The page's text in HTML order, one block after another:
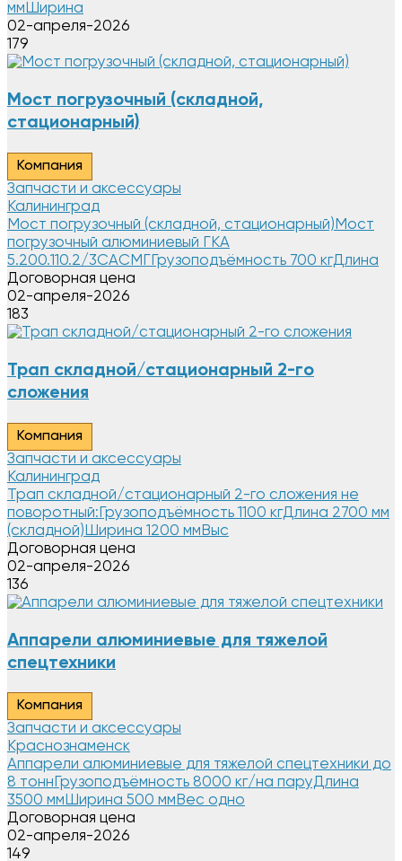
ммШирина
02-апреля-2026
179
Мост погрузочный (складной,
стационарный)
Компания
Запчасти и аксессуары
Калининград
Мост погрузочный (складной, стационарный)Мост
погрузочный алюминиевый ГКА
5.200.110.2/3САСMГГрузоподъёмность 700 кгДлина
Договорная цена
02-апреля-2026
183
Трап складной/стационарный 2-го
сложения
Компания
Запчасти и аксессуары
Калининград
Трап складной/стационарный 2-го сложения не
поворотный:Грузоподъёмность 1100 кгДлина 2700 мм
(складной)Ширина 1200 ммВыс
Договорная цена
02-апреля-2026
136
Аппарели алюминиевые для тяжелой
спецтехники
Компания
Запчасти и аксессуары
Краснознаменск
Аппарели алюминиевые для тяжелой спецтехники до
8 тоннГрузоподъёмность 8000 кг/на паруДлина
3500 ммШирина 500 ммВес одно
Договорная цена
02-апреля-2026
149